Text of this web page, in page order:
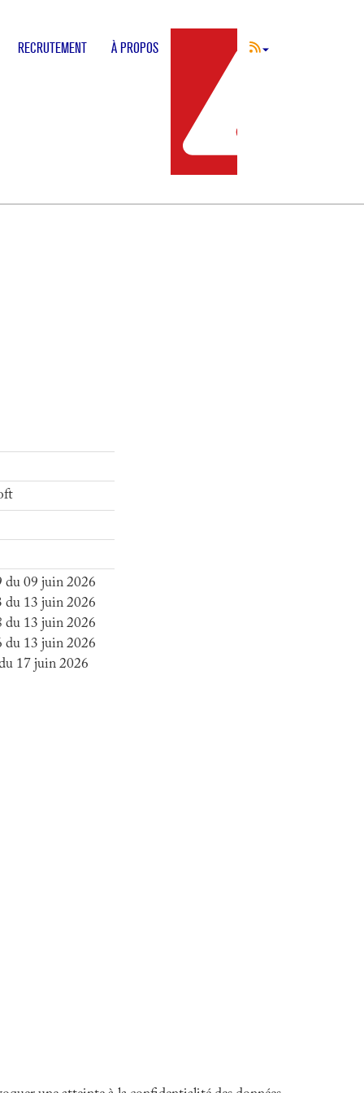
RECRUTEMENT À PROPOS
09 juin 2026
13 juin 2026
13 juin 2026
13 juin 2026
17 juin 2026